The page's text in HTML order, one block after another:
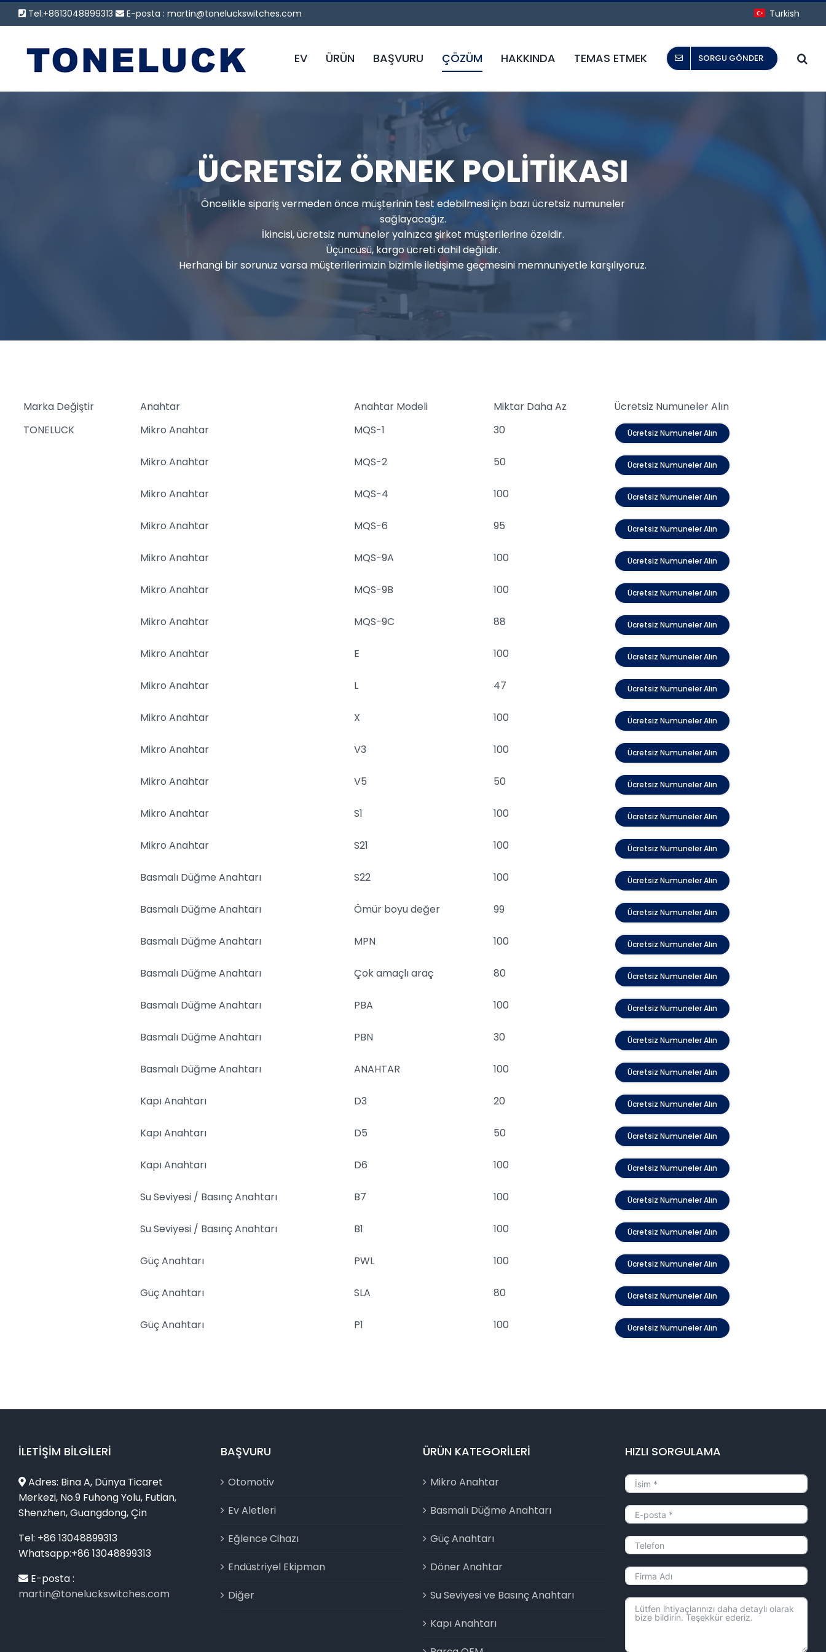
İçeriğe
geç
Tel:+8613048899313 E-posta : martin@toneluckswitches.com Turkish
EV ÜRÜN BAŞVURU ÇÖZÜM HAKKINDA TEMAS ETMEK SORGU GÖNDER
ÜCRETSİZ ÖRNEK POLİTİKASI
Öncelikle sipariş vermeden önce müşterinin test edebilmesi için bazı ücretsiz numuneler
sağlayacağız.
İkincisi, ücretsiz numuneler yalnızca şirket müşterilerine özeldir.
Üçüncüsü, kargo ücreti dahil değildir.
Herhangi bir sorunuz varsa müşterilerimizin bizimle iletişime geçmesini memnuniyetle karşılıyoruz.
Marka Değiştir Anahtar Anahtar Modeli Miktar Daha Az
Ücretsiz Numuneler Alın
TONELUCK
Mikro Anahtar MQS-1 30 Ücretsiz Numuneler Alın
Mikro Anahtar MQS-2 50 Ücretsiz Numuneler Alın
Mikro Anahtar MQS-4 100 Ücretsiz Numuneler Alın
Mikro Anahtar MQS-6 95 Ücretsiz Numuneler Alın
Mikro Anahtar MQS-9A 100 Ücretsiz Numuneler Alın
Mikro Anahtar MQS-9B 100 Ücretsiz Numuneler Alın
Mikro Anahtar MQS-9C 88 Ücretsiz Numuneler Alın
Mikro Anahtar E 100 Ücretsiz Numuneler Alın
Mikro Anahtar L 47 Ücretsiz Numuneler Alın
Mikro Anahtar X 100 Ücretsiz Numuneler Alın
Mikro Anahtar V3 100 Ücretsiz Numuneler Alın
Mikro Anahtar V5 50 Ücretsiz Numuneler Alın
Mikro Anahtar S1 100 Ücretsiz Numuneler Alın
Mikro Anahtar S21 100 Ücretsiz Numuneler Alın
Basmalı Düğme Anahtarı S22 100 Ücretsiz Numuneler Alın
Basmalı Düğme Anahtarı Ömür boyu değer 99 Ücretsiz Numuneler Alın
Basmalı Düğme Anahtarı MPN 100 Ücretsiz Numuneler Alın
Basmalı Düğme Anahtarı Çok amaçlı araç 80 Ücretsiz Numuneler Alın
Basmalı Düğme Anahtarı PBA 100 Ücretsiz Numuneler Alın
Basmalı Düğme Anahtarı PBN 30 Ücretsiz Numuneler Alın
Basmalı Düğme Anahtarı ANAHTAR 100 Ücretsiz Numuneler Alın
Kapı Anahtarı D3 20 Ücretsiz Numuneler Alın
Kapı Anahtarı D5 50 Ücretsiz Numuneler Alın
Kapı Anahtarı D6 100 Ücretsiz Numuneler Alın
Su Seviyesi / Basınç Anahtarı B7 100 Ücretsiz Numuneler Alın
Su Seviyesi / Basınç Anahtarı B1 100 Ücretsiz Numuneler Alın
Güç Anahtarı PWL 100 Ücretsiz Numuneler Alın
Güç Anahtarı SLA 80 Ücretsiz Numuneler Alın
Güç Anahtarı P1 100 Ücretsiz Numuneler Alın
İLETIŞIM BILGILERI
Adres: Bina A, Dünya Ticaret
Merkezi, No.9 Fuhong Yolu, Futian,
Shenzhen, Guangdong, Çin
Tel: +86 13048899313
Whatsapp:+86 13048899313
E-posta :
martin@toneluckswitches.com
BAŞVURU
Otomotiv
Ev Aletleri
Eğlence Cihazı
Endüstriyel Ekipman
Diğer
ÜRÜN KATEGORILERI
Mikro Anahtar
Basmalı Düğme Anahtarı
Güç Anahtarı
Döner Anahtar
Su Seviyesi ve Basınç Anahtarı
Kapı Anahtarı
HIZLI SORGULAMA